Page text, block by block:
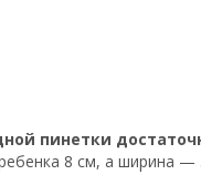
пинетки
8 см, а ширина